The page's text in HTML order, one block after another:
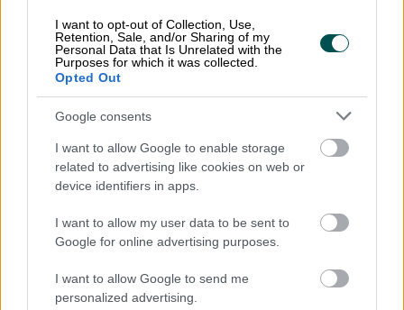
I want to opt-out of Collection, Use,
Retention, Sale, and/or Sharing of my
Personal Data that Is Unrelated with the
Purposes for which it was collected.
Opted Out
Google consents
I want to allow Google to enable storage
related to advertising like cookies on web or
device identifiers in apps.
I want to allow my user data to be sent to
Google for online advertising purposes.
I want to allow Google to send me
personalized advertising.
Apix
Apix Messaging är en e-fakturaoperatör
som har specialiserat sig på digital